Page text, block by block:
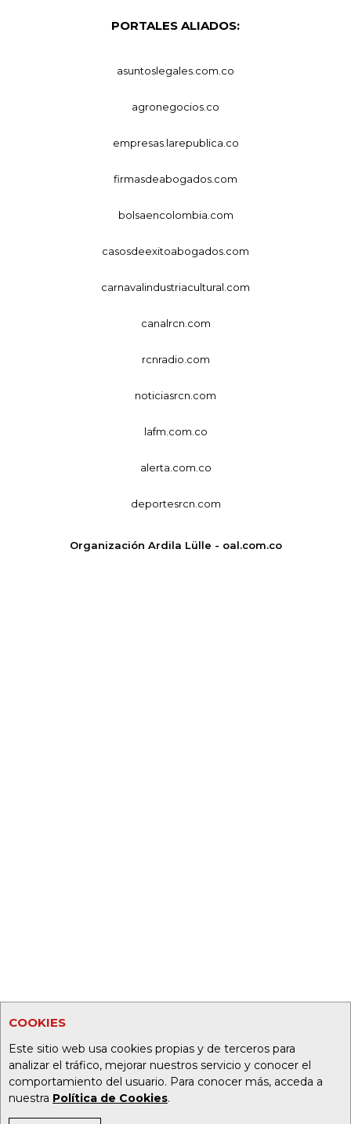
COOKIES
Este sitio web usa cookies propias y de terceros para
analizar el tráfico, mejorar nuestros servicio y conocer el
comportamiento del usuario. Para conocer más, acceda a
nuestra Política de Cookies.
PORTALES ALIADOS:
asuntoslegales.com.co
agronegocios.co
empresas.larepublica.co
firmasdeabogados.com
bolsaencolombia.com
casosdeexitoabogados.com
carnavalindustriacultural.com
canalrcn.com
rcnradio.com
noticiasrcn.com
lafm.com.co
alerta.com.co
deportesrcn.com
Organización Ardila Lülle - oal.com.co